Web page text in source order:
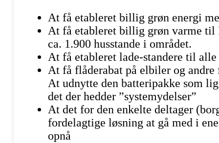
At få etableret billig grøn energi
At få etableret billig grøn varme til
ca. 1.900 husstande i området.
At få etableret lade-standere til
At få flåderabat på elbiler og
At udnytte den batteripakke som
det der hedder ”systemydelser”
At det for den enkelte deltager
fordelagtige løsning at gå med i
opnå